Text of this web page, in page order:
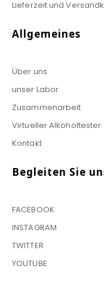
Lieferzeit und
Allgemeines
Über uns
unser Labor
Zusammenarbeit
Virtueller Alkoholtester
Kontakt
Begleiten Sie
FACEBOOK
INSTAGRAM
TWITTER
YOUTUBE